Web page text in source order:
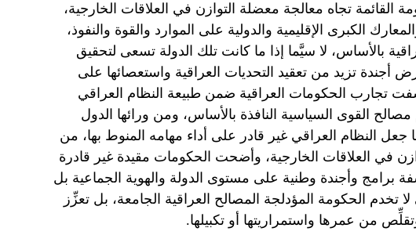
القائمة تجاه معالجة معضلة التوازن في العلاقات الخارجية،
الكبرى الإقليمية والدولية على الموارد والقوة والنفوذ،
بالأساس، لا سيَّما إذا ما كانت تلك الدولة تسعى لتحقيق
تزيد من تعقيد التحديات العراقية واستعصائها على
تجارب الحكومات العراقية ضمن طبيعة النظام العراقي
القوى السياسية النافذة بالأساس، ومن ورائها الدول
جعل النظام العراقي غير قادر على أداء مهامه المنوط بها، من
في العلاقات الخارجية، وأضحت الحكومات مقيدة غير قادرة
برامج وأجندة وطنية على مستوى الدولة والهوية الجماعية بل
تخدم الحكومة المؤدلجة المصالح العراقية الجامعة، بل تعزِّز
من عمرها واستمراريتها أو تكبيلها.